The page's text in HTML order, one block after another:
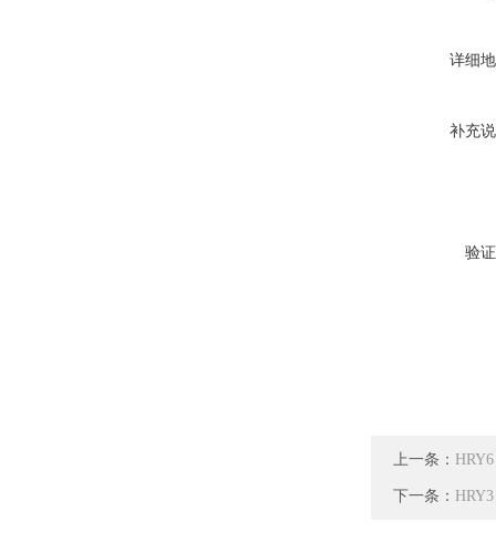
详细
补充
验
上一条：
下一条：